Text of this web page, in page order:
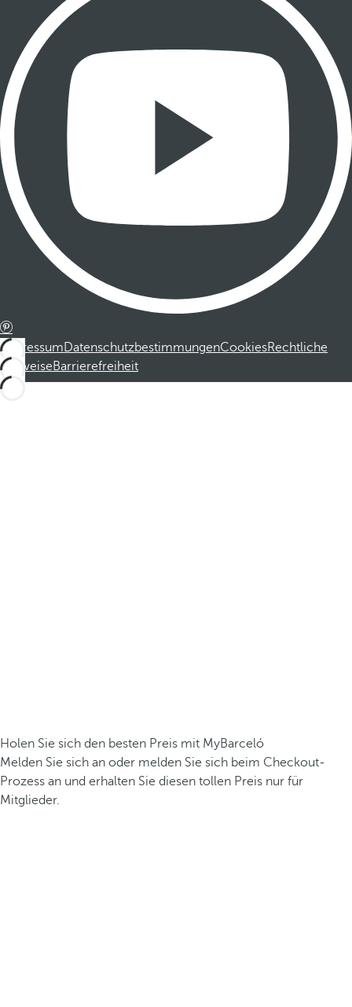
ImpressumDatenschutzbestimmungenCookiesRechtliche
HinweiseBarrierefreiheit
Holen Sie sich den besten Preis mit MyBarceló
Melden Sie sich an oder melden Sie sich beim Checkout-
Prozess an und erhalten Sie diesen tollen Preis nur für
Mitglieder.